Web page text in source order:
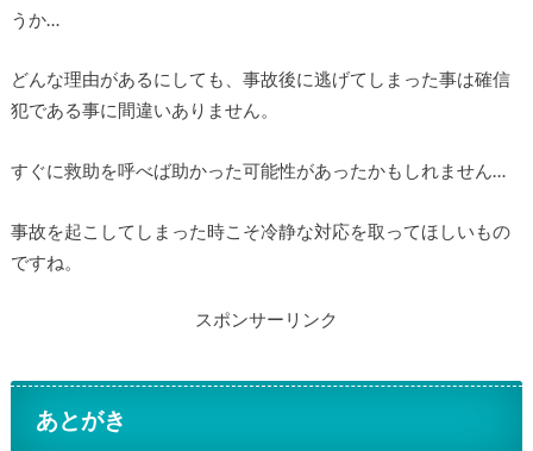
うか…
どんな理由があるにしても、事故後に逃げてしまった事は確信
犯である事に間違いありません。
すぐに救助を呼べば助かった可能性があったかもしれません…
事故を起こしてしまった時こそ冷静な対応を取ってほしいもの
ですね。
スポンサーリンク
あとがき